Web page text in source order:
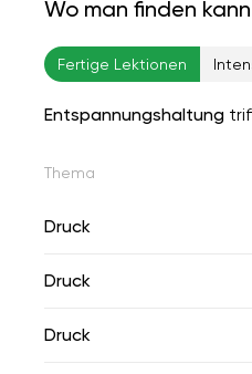
Wo man finden kann
Fertige Lektionen
Entspannungshaltung
Thema
Druck
Druck
Druck